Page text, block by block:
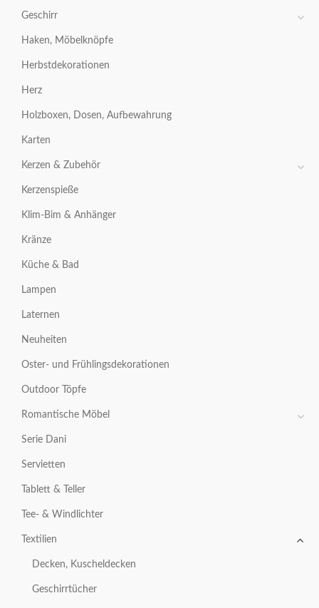
Geschirr
Haken, Möbelknöpfe
Herbstdekorationen
Herz
Holzboxen, Dosen, Aufbewahrung
Karten
Kerzen & Zubehör
Kerzenspieße
Klim-Bim & Anhänger
Kränze
Küche & Bad
Lampen
Laternen
Neuheiten
Oster- und Frühlingsdekorationen
Outdoor Töpfe
Romantische Möbel
Serie Dani
Servietten
Tablett & Teller
Tee- & Windlichter
Textilien
Decken, Kuscheldecken
Geschirrtücher